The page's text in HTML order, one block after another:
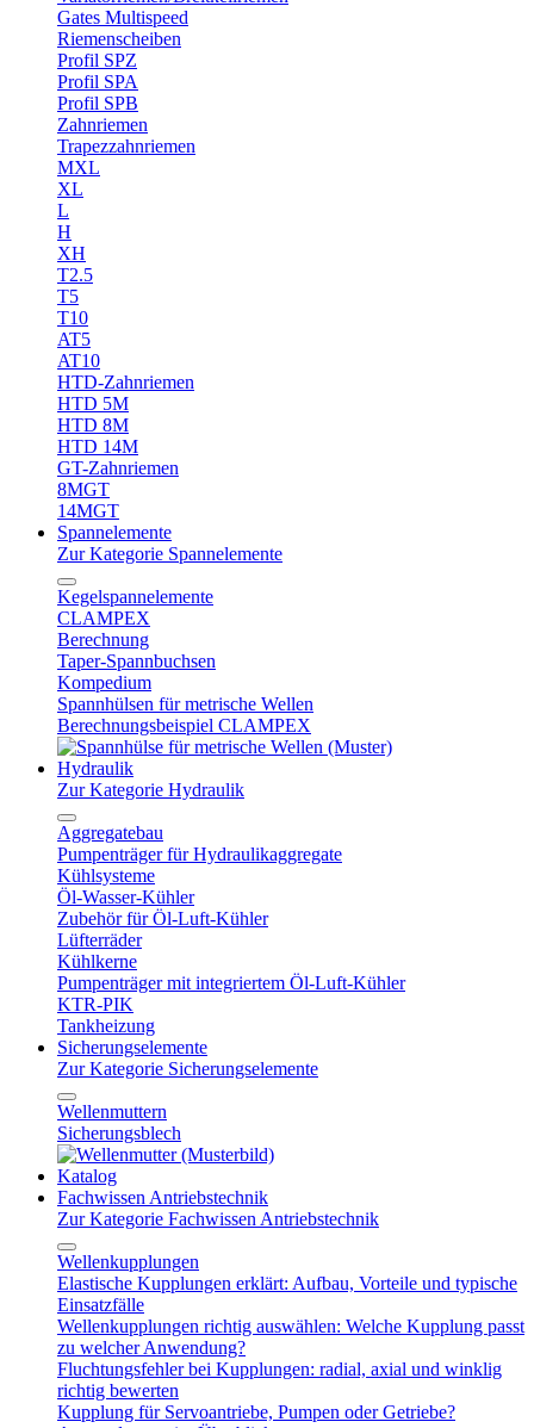
Gates Multispeed
Riemenscheiben
Profil SPZ
Profil SPA
Profil SPB
Zahnriemen
Trapezzahnriemen
MXL
XL
L
H
XH
T2.5
T5
T10
AT5
AT10
HTD-Zahnriemen
HTD 5M
HTD 8M
HTD 14M
GT-Zahnriemen
8MGT
14MGT
Spannelemente
Zur Kategorie Spannelemente
Kegelspannelemente
CLAMPEX
Berechnung
Taper-Spannbuchsen
Kompedium
Spannhülsen für metrische Wellen
Berechnungsbeispiel CLAMPEX
Hydraulik
Zur Kategorie Hydraulik
Aggregatebau
Pumpenträger für Hydraulikaggregate
Kühlsysteme
Öl-Wasser-Kühler
Zubehör für Öl-Luft-Kühler
Lüfterräder
Kühlkerne
Pumpenträger mit integriertem Öl-Luft-Kühler
KTR-PIK
Tankheizung
Sicherungselemente
Zur Kategorie Sicherungselemente
Wellenmuttern
Sicherungsblech
Katalog
Fachwissen Antriebstechnik
Zur Kategorie Fachwissen Antriebstechnik
Wellenkupplungen
Elastische Kupplungen erklärt: Aufbau, Vorteile und typische
Einsatzfälle
Wellenkupplungen richtig auswählen: Welche Kupplung passt
zu welcher Anwendung?
Fluchtungsfehler bei Kupplungen: radial, axial und winklig
richtig bewerten
Kupplung für Servoantriebe, Pumpen oder Getriebe?